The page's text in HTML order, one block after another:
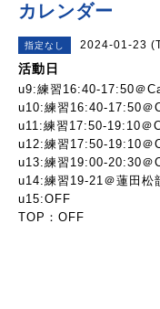
カレンダー
指定なし 2024-01-23
活動日
u9:練習16:40-17:50＠
u10:練習16:40-17:50＠
u11:練習17:50-19:10＠
u12:練習17:50-19:10＠
u13:練習19:00-20:30＠
u14:練習19-21＠蓮田松
u15:OFF
TOP：OFF